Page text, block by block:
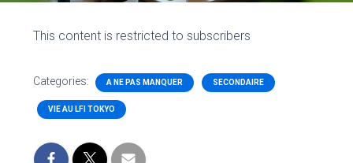
This content is restricted to subscribers
Categories: A NE PAS MANQUER SECONDAIRE
VIE AU LFI TOKYO